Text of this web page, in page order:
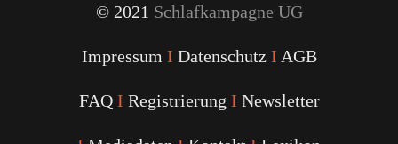
© 2021 Schlafkampagne UG
Impressum I Datenschutz I AGB
FAQ I Registrierung I Newsletter